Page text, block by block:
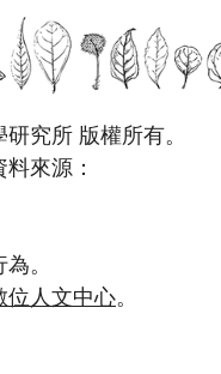
究所 版權所有。
來源：
。
位人文中心。